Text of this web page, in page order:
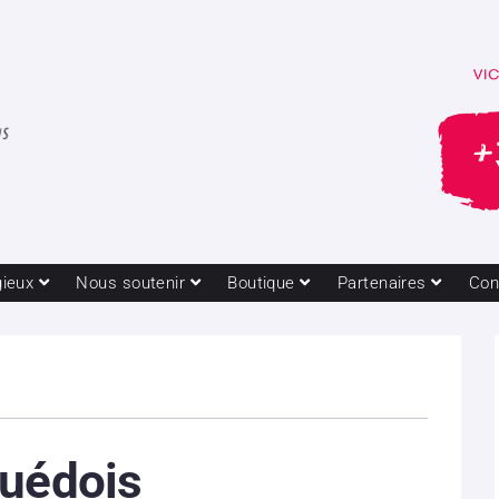
Nous soutenir Boutique Partenaires